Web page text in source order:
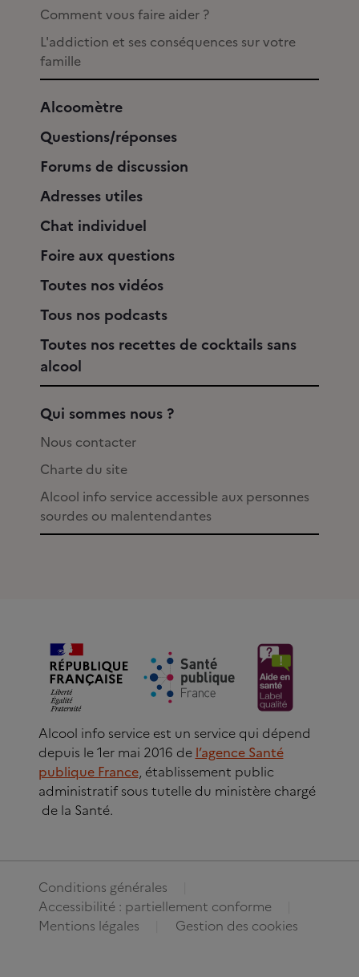
Comment vous faire aider ?
L'addiction et ses conséquences sur votre
famille
Alcoomètre
Questions/réponses
Forums de discussion
Adresses utiles
Chat individuel
Foire aux questions
Toutes nos vidéos
Tous nos podcasts
Toutes nos recettes de cocktails sans
alcool
Qui sommes nous ?
Nous contacter
Charte du site
Alcool info service accessible aux personnes
sourdes ou malentendantes
Alcool info service est un service qui dépend
depuis le 1er mai 2016 de l’agence Santé
publique France, établissement public
administratif sous tutelle du ministère chargé
de la Santé.
Conditions générales
Accessibilité : partiellement conforme
Mentions légales
Gestion des cookies